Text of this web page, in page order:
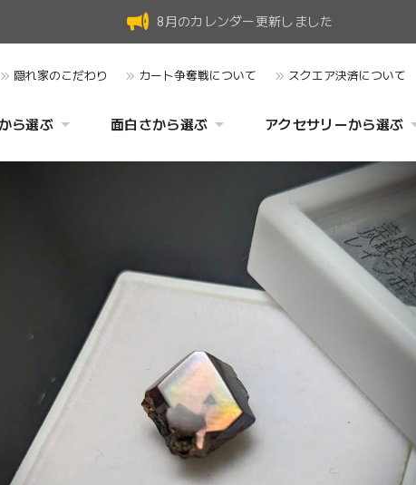
8月のカレンダー更新しました
隠れ家のこだわり カート争奪戦について スクエア決済について
ら選ぶ 面白さから選ぶ アクセサリーから選ぶ